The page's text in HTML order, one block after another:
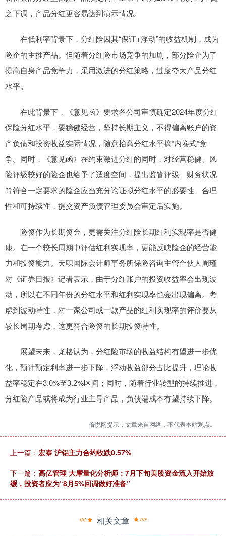
之下调，产品分红更容易达到演示情况。
在低利率背景下，分红险因其“保证+浮动”的收益机制，成为
险企的主推产品。但随着分红险市场竞争的加剧，部分险企为了
提高自身产品竞争力，采用激进的分红策略，过度夸大产品分红
水平。
在此背景下，《意见函》要求各公司审慎确定2024年度分红
保险分红水平，要稳健经营，坚持长期主义，不得偏离账户的资
产负债和投资收益实际情况，随意抬高分红水平搞“内卷式”竞
争。同时，《意见函》在约束激进分红的同时，对经营稳健、风
险评级较好的险企也给予了适度空间，提出监管评级、财务状况
等符合一定要求的险企应当充分论证拟分红水平的必要性、合理
性和可持续性，提交资产负债管理委员会审定后实施。
险资作为长期资金，更需关注分红险长期红利实现率是否健
康。在一个较长周期中评估红利实现率，更能反映险企的经营能
力和投资能力。天职国际会计师事务所保险咨询主管合伙人周瑾
对《证券日报》记者表示，由于分红账户的投资收益率会出现波
动，所以在不同年份的分红水平和红利实现率也会出现偏离。考
虑到波动特性，对一家公司或一款产品的红利实现率的评价要从
较长周期考虑，这更符合险资的长期投资特性。
展望未来，龙格认为，分红险市场的收益结构有望进一步优
化，预计预定利率进一步下降，浮动收益部分占比提升，理论收
益率稳定在3.0%至3.2%区间；同时，随着行业转型的持续推进，
分红险产品或将成为行业主导产品，负债端成本有望持续下降。
倍悦网提示：文章来自网络，不代表本站观点。
上一篇： 宏泰 沪铝主力合约收跌0.57%
下一篇： 高亿管理 大摩量化分析师：7月下旬美股资金流入开始放
缓，投资者应为“8月5%回调做好准备”
相关文章